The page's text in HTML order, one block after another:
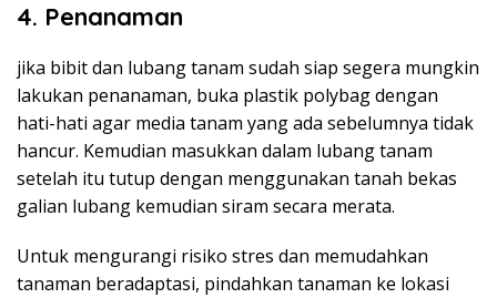
4. Penanaman
jika bibit dan lubang tanam sudah siap segera mungkin
lakukan penanaman, buka plastik polybag dengan
hati-hati agar media tanam yang ada sebelumnya tidak
hancur. Kemudian masukkan dalam lubang tanam
setelah itu tutup dengan menggunakan tanah bekas
galian lubang kemudian siram secara merata.
Untuk mengurangi risiko stres dan memudahkan
tanaman beradaptasi, pindahkan tanaman ke lokasi